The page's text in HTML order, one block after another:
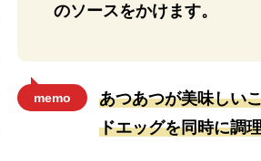
のソースをかけます。
memo
あつあつが美味しい
ドエッグを同時に調